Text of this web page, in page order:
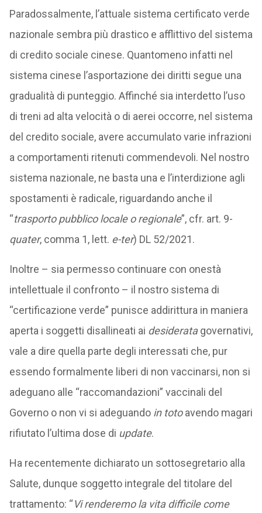
Paradossalmente, l’attuale sistema certificato verde
nazionale sembra più drastico e afflittivo del sistema
di credito sociale cinese. Quantomeno infatti nel
sistema cinese l’asportazione dei diritti segue una
gradualità di punteggio. Affinché sia interdetto l’uso
di treni ad alta velocità o di aerei occorre, nel sistema
del credito sociale, avere accumulato varie infrazioni
a comportamenti ritenuti commendevoli. Nel nostro
sistema nazionale, ne basta una e l’interdizione agli
spostamenti è radicale, riguardando anche il
“trasporto pubblico locale o regionale”, cfr. art. 9-
quater, comma 1, lett. e-ter) DL 52/2021.
Inoltre – sia permesso continuare con onestà
intellettuale il confronto – il nostro sistema di
“certificazione verde” punisce addirittura in maniera
aperta i soggetti disallineati ai desideratagovernativi,
vale a dire quella parte degli interessati che, pur
essendo formalmente liberi di non vaccinarsi, non si
adeguano alle “raccomandazioni” vaccinali del
Governo o non vi si adeguando in totoavendo magari
rifiutato l’ultima dose di update.
Ha recentemente dichiarato un sottosegretario alla
Salute, dunque soggetto integrale del titolare del
trattamento: “Vi renderemo la vita difficile come